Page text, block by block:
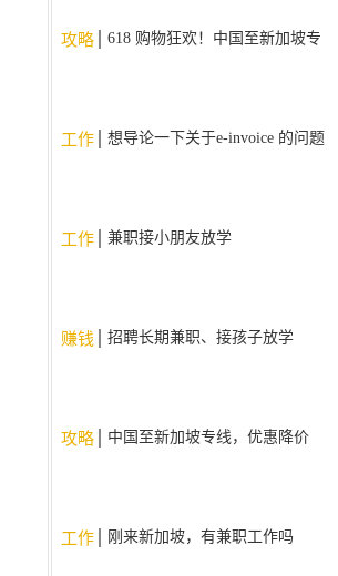
攻略
618 购物狂欢！中国至新加坡专
工作 想导论一下关于e-invoice 的问题
工作 兼职接小朋友放学
赚钱 招聘长期兼职、接孩子放学
攻略
中国至新加坡专线，优惠降价
工作 刚来新加坡，有兼职工作吗